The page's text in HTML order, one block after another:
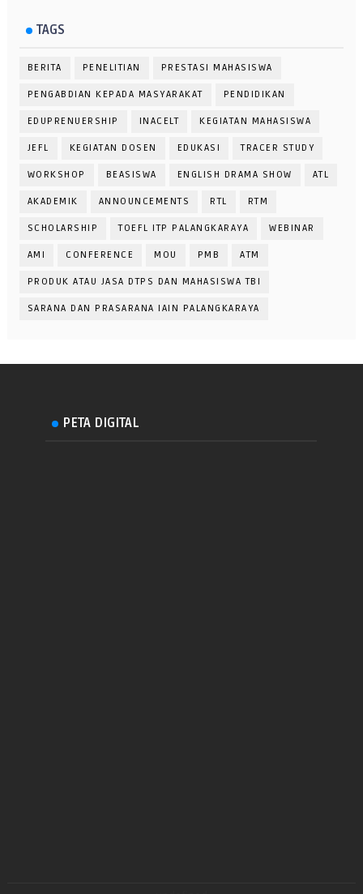
TAGS
BERITA PENELITIAN PRESTASI MAHASISWA
PENGABDIAN KEPADA MASYARAKAT PENDIDIKAN
EDUPRENUERSHIP INACELT KEGIATAN MAHASISWA
JEFL KEGIATAN DOSEN EDUKASI TRACER STUDY
WORKSHOP BEASISWA ENGLISH DRAMA SHOW ATL
AKADEMIK ANNOUNCEMENTS RTL RTM
SCHOLARSHIP TOEFL ITP PALANGKARAYA WEBINAR
AMI CONFERENCE MOU PMB ATM
PRODUK ATAU JASA DTPS DAN MAHASISWA TBI
SARANA DAN PRASARANA IAIN PALANGKARAYA
PETA DIGITAL